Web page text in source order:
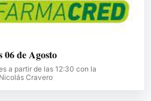
06 de Agosto
a partir de las 12:30 con la
Cravero